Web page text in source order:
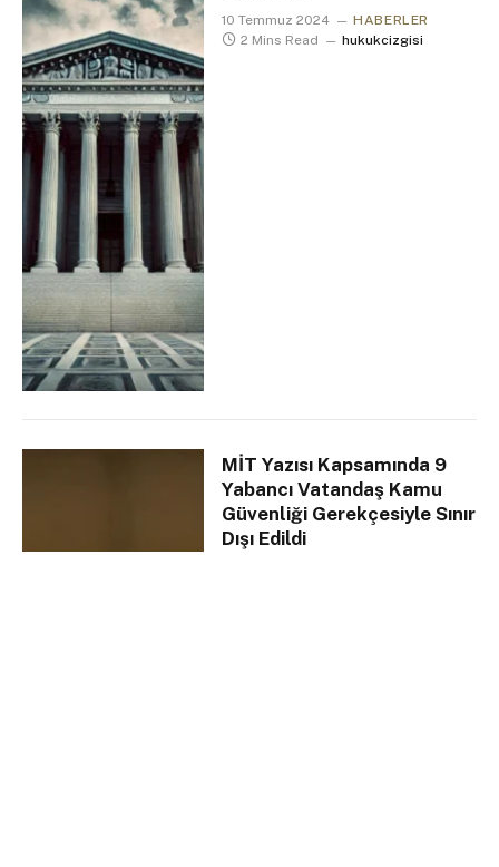
10 Temmuz 2024
HABERLER
2 Mins Read
hukukcizgisi
MİT Yazısı Kapsamında 9
Yabancı Vatandaş Kamu
Güvenliği Gerekçesiyle Sınır
Dışı Edildi